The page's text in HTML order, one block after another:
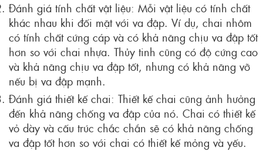
Đánh giá tính chất vật liệu: Mỗi vật liệu có tính chất
khác nhau khi đối mặt với va đập. Ví dụ, chai nhôm
có tính chất cứng cáp và có khả năng chịu va đập tốt
hơn so với chai nhựa. Thủy tinh cũng có độ cứng cao
và khả năng chịu va đập tốt, nhưng có khả năng vỡ
nếu bị va đập mạnh.
Đánh giá thiết kế chai: Thiết kế chai cũng ảnh hưởng
đến khả năng chống va đập của nó. Chai có thiết kế
vỏ dày và cấu trúc chắc chắn sẽ có khả năng chống
va đập tốt hơn so với chai có thiết kế mỏng và yếu.